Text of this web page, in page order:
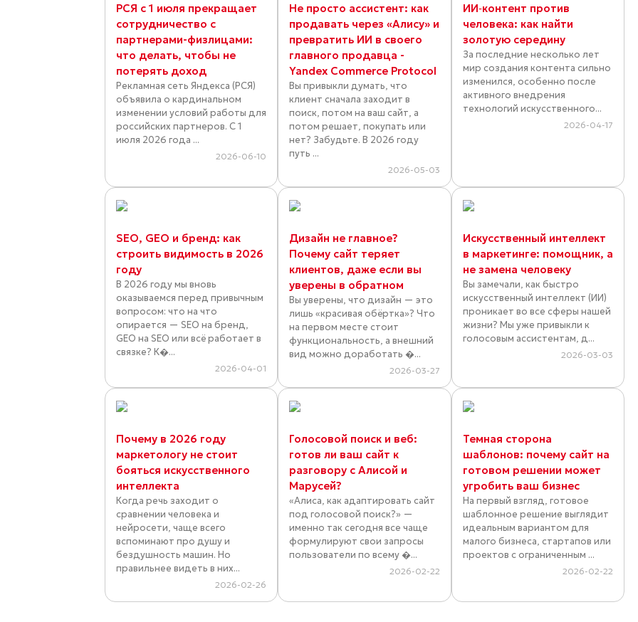
РСЯ с 1 июля прекращает
сотрудничество с
партнерами-физлицами:
что делать, чтобы не
потерять доход
Рекламная сеть Яндекса (РСЯ)
объявила о кардинальном
изменении условий работы для
российских партнеров. С 1
июля 2026 года ...
2026-06-10
Не просто ассистент: как
продавать через «Алису» и
превратить ИИ в своего
главного продавца -
Yandex Commerce Protocol
Вы привыкли думать, что
клиент сначала заходит в
поиск, потом на ваш сайт, а
потом решает, покупать или
нет? Забудьте. В 2026 году
путь ...
2026-05-03
ИИ‑контент против
человека: как найти
золотую середину
За последние несколько лет
мир создания контента сильно
изменился, особенно после
активного внедрения
технологий искусственного...
2026-04-17
SEO, GEO и бренд: как
строить видимость в 2026
году
В 2026 году мы вновь
оказываемся перед привычным
вопросом: что на что
опирается — SEO на бренд,
GEO на SEO или всё работает в
связке? К�...
2026-04-01
Дизайн не главное?
Почему сайт теряет
клиентов, даже если вы
уверены в обратном
Вы уверены, что дизайн — это
лишь «красивая обёртка»? Что
на первом месте стоит
функциональность, а внешний
вид можно доработать �...
2026-03-27
Искусственный интеллект
в маркетинге: помощник, а
не замена человеку
Вы замечали, как быстро
искусственный интеллект (ИИ)
проникает во все сферы нашей
жизни? Мы уже привыкли к
голосовым ассистентам, д...
2026-03-03
Почему в 2026 году
маркетологу не стоит
бояться искусственного
интеллекта
Когда речь заходит о
сравнении человека и
нейросети, чаще всего
вспоминают про душу и
бездушность машин. Но
правильнее видеть в них...
2026-02-26
Голосовой поиск и веб:
готов ли ваш сайт к
разговору с Алисой и
Марусей?
«Алиса, как адаптировать сайт
под голосовой поиск?» —
именно так сегодня все чаще
формулируют свои запросы
пользователи по всему �...
2026-02-22
Темная сторона
шаблонов: почему сайт на
готовом решении может
угробить ваш бизнес
На первый взгляд, готовое
шаблонное решение выглядит
идеальным вариантом для
малого бизнеса, стартапов или
проектов с ограниченным ...
2026-02-22